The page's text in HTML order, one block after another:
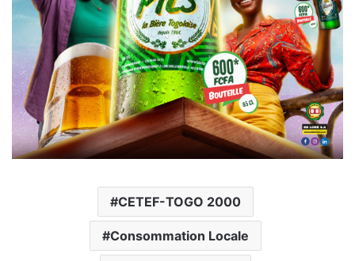
CETEF-TOGO 2000
Consommation Locale